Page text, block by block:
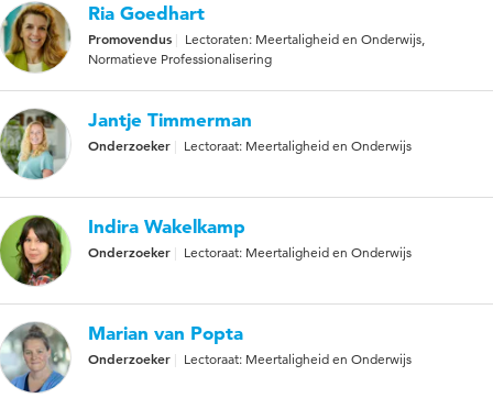
Ria Goedhart
Promovendus
Lectoraten: Meertaligheid en Onderwijs,
Normatieve Professionalisering
Jantje Timmerman
Onderzoeker Lectoraat: Meertaligheid en Onderwijs
Indira Wakelkamp
Onderzoeker Lectoraat: Meertaligheid en Onderwijs
Marian van Popta
Onderzoeker Lectoraat: Meertaligheid en Onderwijs